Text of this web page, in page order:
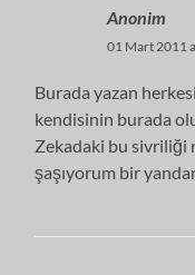
Anonim
01 Mart 2011
Burada yazan
kendisinin burada
Zekadaki bu sivriliği
şaşıyorum bir